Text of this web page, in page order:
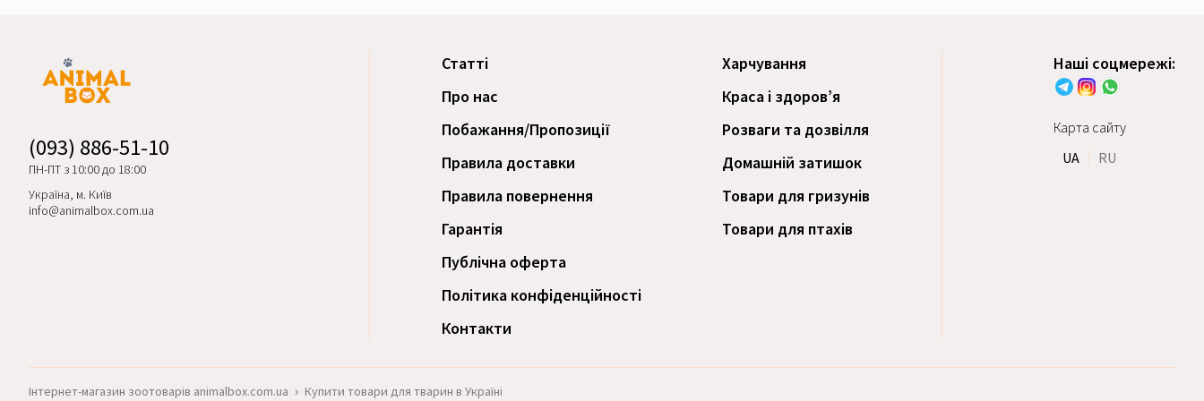
(093) 886-51-10
ПН-ПТ з 10:00 до 18:00
Україна, м. Київ
info@animalbox.com.ua
Статті
Про нас
Побажання/Пропозиції
Правила доставки
Правила повернення
Гарантія
Публічна оферта
Політика конфіденційності
Контакти
Харчування
Краса і здоров’я
Розваги та дозвілля
Домашній затишок
Товари для гризунів
Товари для птахів
Наші соцмережі:
Карта сайту
UA
RU
Інтернет-магазин зоотоварів animalbox.com.ua › Купити товари для тварин в Україні